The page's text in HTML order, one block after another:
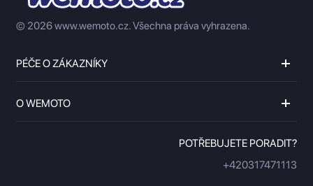
© 2026 www.wemoto.cz.Všechna práva vyhrazena.
PÉČE O ZÁKAZNÍKY
O WEMOTO
POTŘEBUJETE PORADIT?
+420317471113